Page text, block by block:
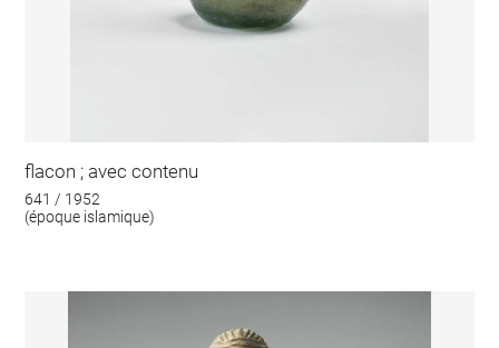
flacon ; avec contenu
641 / 1952
(époque islamique)